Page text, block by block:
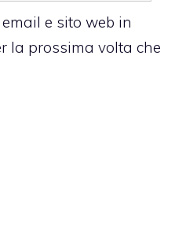
e sito web in
la prossima volta che